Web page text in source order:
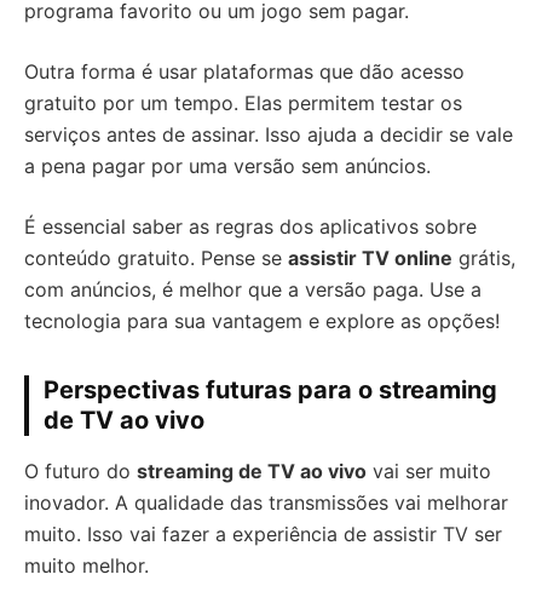
programa favorito ou um jogo sem pagar.
Outra forma é usar plataformas que dão acesso
gratuito por um tempo. Elas permitem testar os
serviços antes de assinar. Isso ajuda a decidir se vale
a pena pagar por uma versão sem anúncios.
É essencial saber as regras dos aplicativos sobre
conteúdo gratuito. Pense se assistir TV online grátis,
com anúncios, é melhor que a versão paga. Use a
tecnologia para sua vantagem e explore as opções!
Perspectivas futuras para o streaming
de TV ao vivo
O futuro do streaming de TV ao vivo vai ser muito
inovador. A qualidade das transmissões vai melhorar
muito. Isso vai fazer a experiência de assistir TV ser
muito melhor.